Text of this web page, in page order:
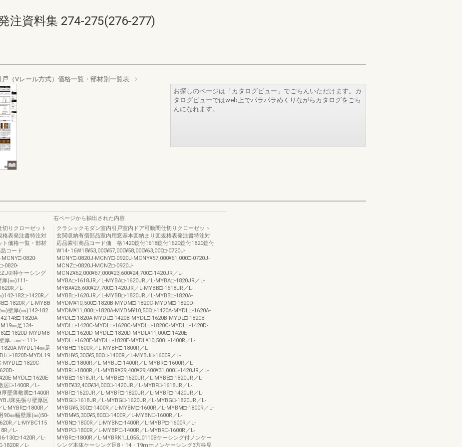
注資料集 274-275(276-277)
戸（Vレール方式）価格一覧・部材別一覧表
お探しのページは「カタログビュー」でごらんいただけます。カ
タログビューではweb上でパラパラめくりながらカタログをごら
んになれます。
りクローゼット
格表発注書特注対
ト価格一覧・部材
コード
MCNY□-0820-
0820-
枠ケーシング
(㎜)111-
／L-
182□-1420R／
1820R／L-MYBB
)壁厚(㎜)142-182
148□-1820A-
㎜足134-
1820D-MYDM8
厚︵㎜︶111-
MYDL14㎜足
1820B-MYDL19
MYDL□-1820C-
MYDL□-1620E-
居□-1400R／L-
壁薄敷居□-1400R
床先張り壁厚区
MYBR□-1800R／
90㎜幅壁厚(㎜)50-
／L-MYBC115
／L-
130□-1420R／L-
1820R／L-
右ページから抽出された内容
クラシックモダン室内引戸室内ドア可動間仕切りクローゼット
玄関収納有償部品室内用窓基本図納まり図規格表発注書特注対
応品索引商品コード価 格1420錠付1618錠付1620錠付1820錠付
W14･16W18¥53,000¥57,000¥58,000¥63,000□-0720J-
MCNY□-0820J-MCNY□-0920J-MCNY¥57,000¥61,000□-0720J-
MCNZ□-0820J-MCNZ□-0920J-
MCNZ¥62,000¥67,000¥23,600¥24,700□-1420JR／L-
MYBA□-1618JR／L-MYBA□-1620JR／L-MYBA□-1820JR／L-
MYBA¥26,600¥27,700□-1420JR／L-MYBB□-1618JR／L-
MYBB□-1620JR／L-MYBB□-1820JR／L-MYBB□-1820A-
MYDM¥10,500□-1820B-MYDM□-1820C-MYDM□-1820D-
MYDM¥11,000□-1820A-MYDM¥10,500□-1420A-MYDL□-1620A-
MYDL□-1820A-MYDL□-1420B-MYDL□-1620B-MYDL□-1820B-
MYDL□-1420C-MYDL□-1620C-MYDL□-1820C-MYDL□-1420D-
MYDL□-1620D-MYDL□-1820D-MYDL¥11,000□-1420E-
MYDL□-1620E-MYDL□-1820E-MYDL¥10,500□-1400R／L-
MYBH□-1600R／L-MYBH□-1800R／L-
MYBH¥5,300¥5,800□-1400R／L-MYBJ□-1600R／L-
MYBJ□-1800R／L-MYBJ□-1400R／L-MYBR□-1600R／L-
MYBR□-1800R／L-MYBR¥29,400¥29,400¥31,000□-1420JR／L-
MYBE□-1618JR／L-MYBE□-1620JR／L-MYBE□-1820JR／L-
MYBE¥32,400¥34,000□-1420JR／L-MYBF□-1618JR／L-
MYBF□-1620JR／L-MYBF□-1820JR／L-MYBF□-1420JR／L-
MYBG□-1618JR／L-MYBG□-1620JR／L-MYBG□-1820JR／L-
MYBG¥5,300□-1400R／L-MYBM□-1600R／L-MYBM□-1800R／L-
MYBM¥5,300¥5,800□-1400R／L-MYBN□-1600R／L-
MYBN□-1800R／L-MYBN□-1400R／L-MYBP□-1600R／L-
MYBP□-1800R／L-MYBP□-1400R／L-MYBR□-1600R／L-
MYBR□-1800R／L-MYBRK1_L055_0110Bケーシング付ノンケー
シング本体ケーシング足8・14・19mmノンケーシング3方枠見